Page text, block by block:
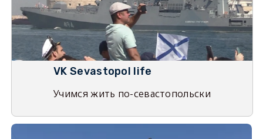
VK Sevastopol life
Учимся жить по-севастопольски